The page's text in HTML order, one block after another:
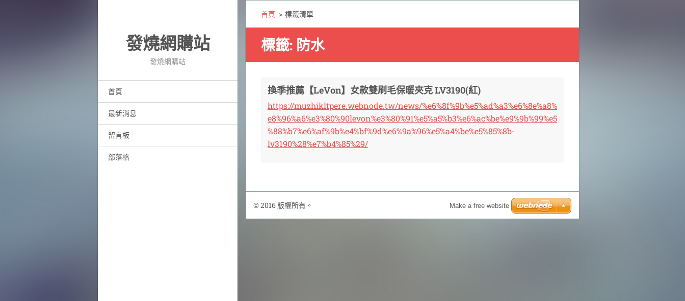
發燒網購站
發燒網購站
首頁
最新消息
留言板
部落格
首頁 > 標籤清單
標籤: 防水
換季推薦【LeVon】女款雙刷毛保暖夾克 LV3190(紅)
https://muzhikltpere.webnode.tw/news/%e6%8f%9b%e5%ad%a3%e6%8e%a8%
e8%96%a6%e3%80%90levon%e3%80%91%e5%a5%b3%e6%ac%be%e9%9b%99%e5
%88%b7%e6%af%9b%e4%bf%9d%e6%9a%96%e5%a4%be%e5%85%8b-
lv3190%28%e7%b4%85%29/
© 2016 版權所有。 Make a free website